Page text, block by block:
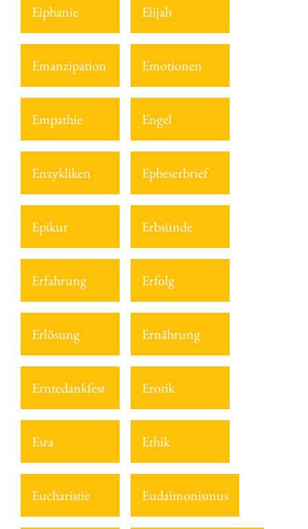
Eiphanie Elijah
Emanzipation Emotionen
Empathie Engel
Enzykliken Epheserbrief
Epikur Erbsünde
Erfahrung Erfolg
Erlösung Ernährung
Erntedankfest Erotik
Esra Ethik
Eucharistie Eudaimonismus